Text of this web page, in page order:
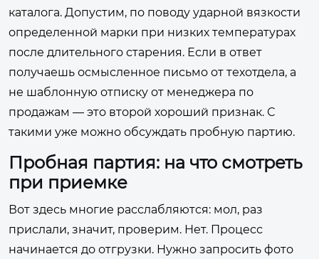
каталога. Допустим, по поводу ударной вязкости
определенной марки при низких температурах
после длительного старения. Если в ответ
получаешь осмысленное письмо от техотдела, а
не шаблонную отписку от менеджера по
продажам — это второй хороший признак. С
такими уже можно обсуждать пробную партию.
Пробная партия: на что смотреть
при приемке
Вот здесь многие расслабляются: мол, раз
прислали, значит, проверим. Нет. Процесс
начинается до отгрузки. Нужно запросить фото